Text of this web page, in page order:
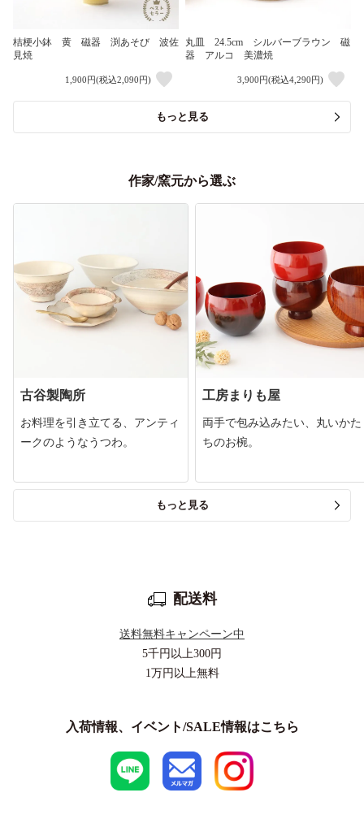
桔梗小鉢 黄 磁器 渕あそび 波佐
見焼
1,900円(税込2,090円)
丸皿 24.5cm シルバーブラウン 磁
器 アルコ 美濃焼
3,900円(税込4,290円)
もっと見る
作家/窯元から選ぶ
古谷製陶所
お料理を引き立てる、アンティ
ークのようなうつわ。
工房まりも屋
両手で包み込みたい、丸いかた
ちのお椀。
もっと見る
配送料
送料無料キャンペーン中
5千円以上300円
1万円以上無料
入荷情報、イベント/SALE情報はこちら